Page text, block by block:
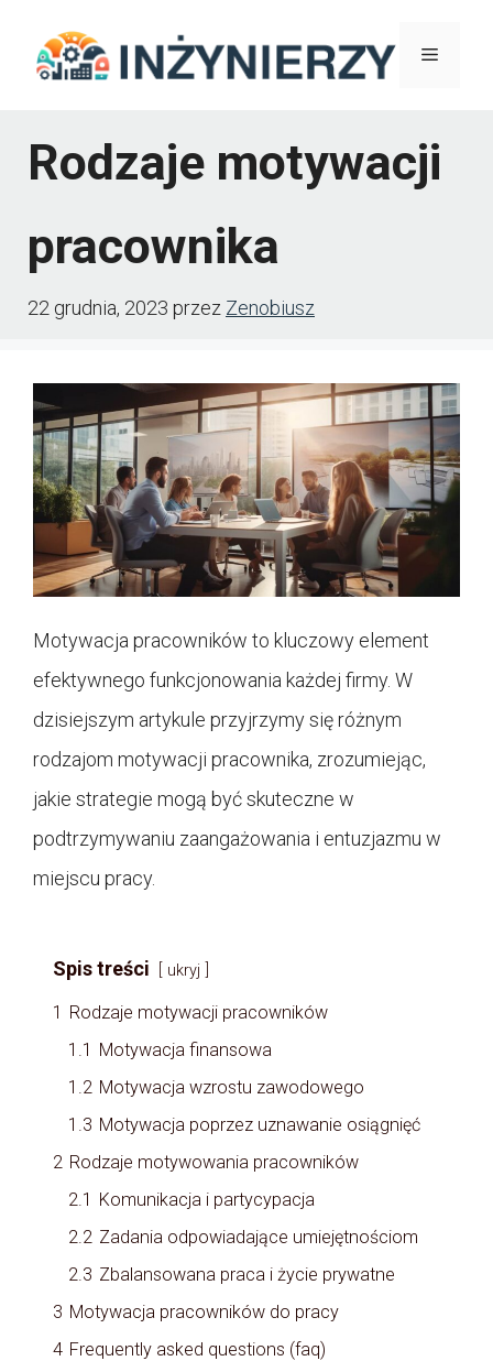
Menu
Rodzaje motywacji
pracownika
22 grudnia, 2023 przez Zenobiusz
Motywacja pracowników to kluczowy element
efektywnego funkcjonowania każdej firmy. W
dzisiejszym artykule przyjrzymy się różnym
rodzajom motywacji pracownika, zrozumiejąc,
jakie strategie mogą być skuteczne w
podtrzymywaniu zaangażowania i entuzjazmu w
miejscu pracy.
Spis treści ukryj
1 Rodzaje motywacji pracowników
1.1 Motywacja finansowa
1.2 Motywacja wzrostu zawodowego
1.3 Motywacja poprzez uznawanie osiągnięć
2 Rodzaje motywowania pracowników
2.1 Komunikacja i partycypacja
2.2 Zadania odpowiadające umiejętnościom
2.3 Zbalansowana praca i życie prywatne
3 Motywacja pracowników do pracy
4 Frequently asked questions (faq)